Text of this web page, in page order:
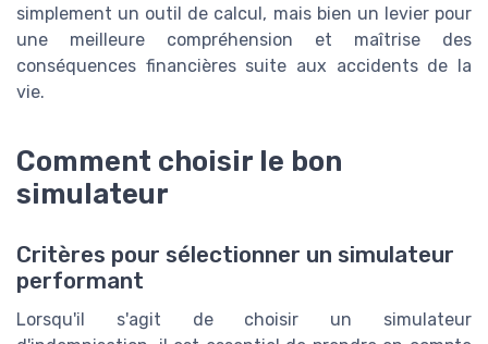
simplement un outil de calcul, mais bien un levier pour
une meilleure compréhension et maîtrise des
conséquences financières suite aux accidents de la
vie.
Comment choisir le bon
simulateur
Critères pour sélectionner un simulateur
performant
Lorsqu'il s'agit de choisir un simulateur